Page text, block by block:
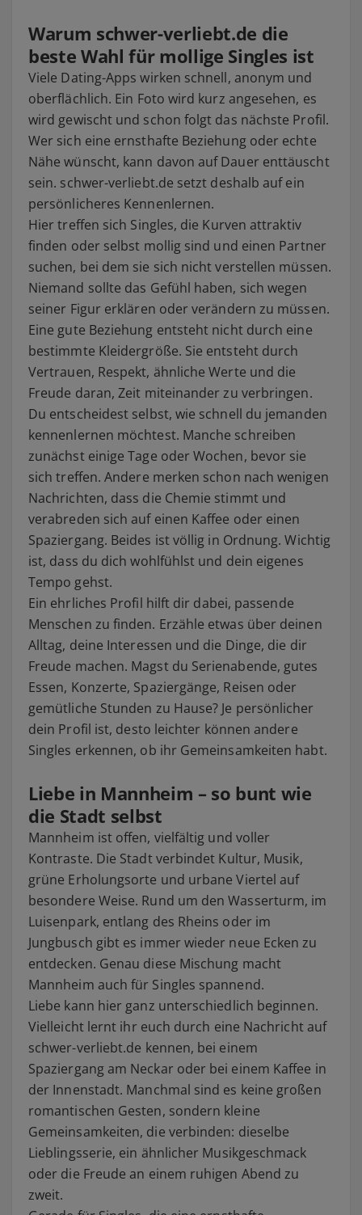
Warum schwer-verliebt.de die
beste Wahl für mollige Singles ist
Viele Dating-Apps wirken schnell, anonym und
oberflächlich. Ein Foto wird kurz angesehen, es
wird gewischt und schon folgt das nächste Profil.
Wer sich eine ernsthafte Beziehung oder echte
Nähe wünscht, kann davon auf Dauer enttäuscht
sein. schwer-verliebt.de setzt deshalb auf ein
persönlicheres Kennenlernen.
Hier treffen sich Singles, die Kurven attraktiv
finden oder selbst mollig sind und einen Partner
suchen, bei dem sie sich nicht verstellen müssen.
Niemand sollte das Gefühl haben, sich wegen
seiner Figur erklären oder verändern zu müssen.
Eine gute Beziehung entsteht nicht durch eine
bestimmte Kleidergröße. Sie entsteht durch
Vertrauen, Respekt, ähnliche Werte und die
Freude daran, Zeit miteinander zu verbringen.
Du entscheidest selbst, wie schnell du jemanden
kennenlernen möchtest. Manche schreiben
zunächst einige Tage oder Wochen, bevor sie
sich treffen. Andere merken schon nach wenigen
Nachrichten, dass die Chemie stimmt und
verabreden sich auf einen Kaffee oder einen
Spaziergang. Beides ist völlig in Ordnung. Wichtig
ist, dass du dich wohlfühlst und dein eigenes
Tempo gehst.
Ein ehrliches Profil hilft dir dabei, passende
Menschen zu finden. Erzähle etwas über deinen
Alltag, deine Interessen und die Dinge, die dir
Freude machen. Magst du Serienabende, gutes
Essen, Konzerte, Spaziergänge, Reisen oder
gemütliche Stunden zu Hause? Je persönlicher
dein Profil ist, desto leichter können andere
Singles erkennen, ob ihr Gemeinsamkeiten habt.
Liebe in Mannheim – so bunt wie
die Stadt selbst
Mannheim ist offen, vielfältig und voller
Kontraste. Die Stadt verbindet Kultur, Musik,
grüne Erholungsorte und urbane Viertel auf
besondere Weise. Rund um den Wasserturm, im
Luisenpark, entlang des Rheins oder im
Jungbusch gibt es immer wieder neue Ecken zu
entdecken. Genau diese Mischung macht
Mannheim auch für Singles spannend.
Liebe kann hier ganz unterschiedlich beginnen.
Vielleicht lernt ihr euch durch eine Nachricht auf
schwer-verliebt.de kennen, bei einem
Spaziergang am Neckar oder bei einem Kaffee in
der Innenstadt. Manchmal sind es keine großen
romantischen Gesten, sondern kleine
Gemeinsamkeiten, die verbinden: dieselbe
Lieblingsserie, ein ähnlicher Musikgeschmack
oder die Freude an einem ruhigen Abend zu
zweit.